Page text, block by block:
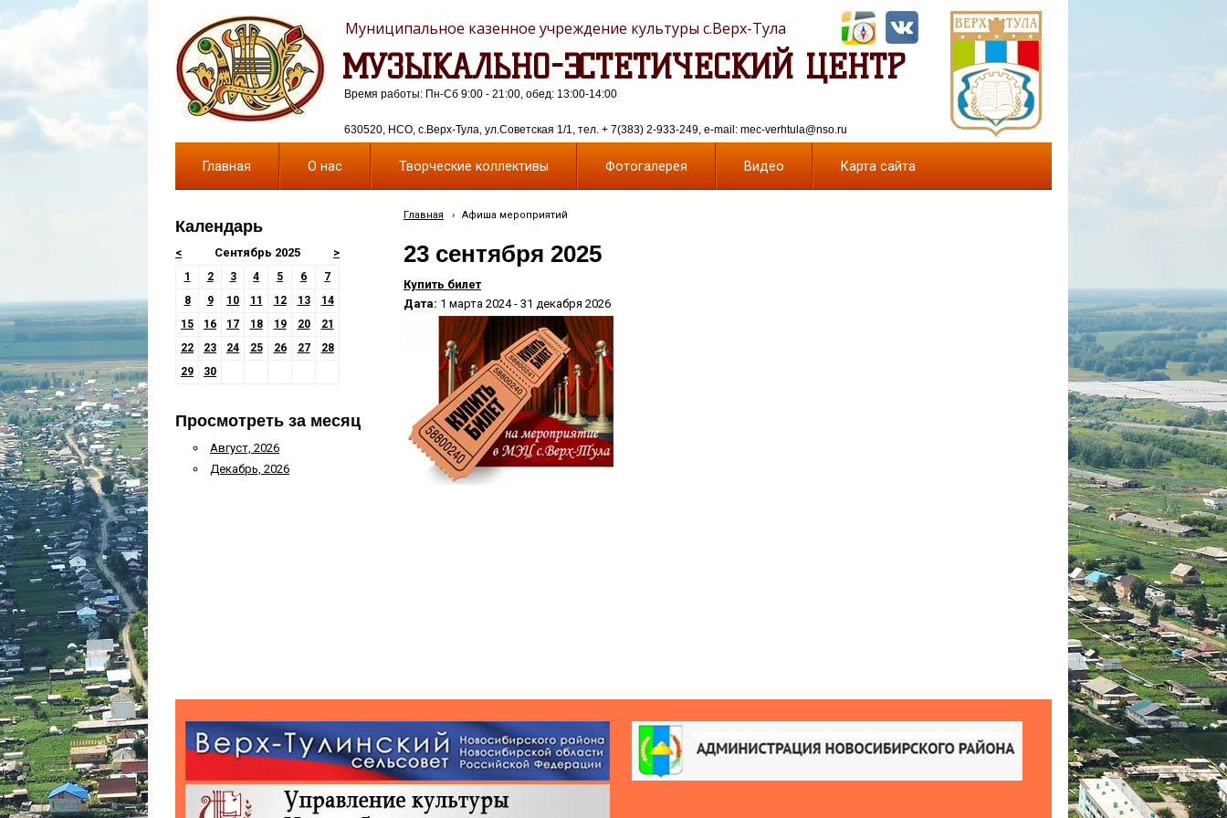
МУЗЫКАЛЬНО-ЭСТЕТИЧЕСКИЙ ЦЕНТР
Муниципальное казенное учреждение культуры с.Верх-Тула
630520, НСО, с.Верх-Тула, ул.Советская 1/1, тел. + 7(383) 2-933-249, e-mail: mec-verhtula@nso.ru
Время работы: Пн-Сб 9:00 - 21:00, обед: 13:00-14:00
Главная О нас Творческие коллективы Фотогалерея Видео Карта сайта
Календарь
< >
Сентябрь 2025
1 2 3 4 5 6
7
8
9 10 11 12 13
14
15
16 17 18 19 20
21
22
23 24 25 26 27
28
29
30
Просмотреть за месяц
Август, 2026
Декабрь, 2026
Главная › Афиша мероприятий
23 сентября 2025
Купить билет
Дата: 1 марта 2024 - 31 декабря 2026